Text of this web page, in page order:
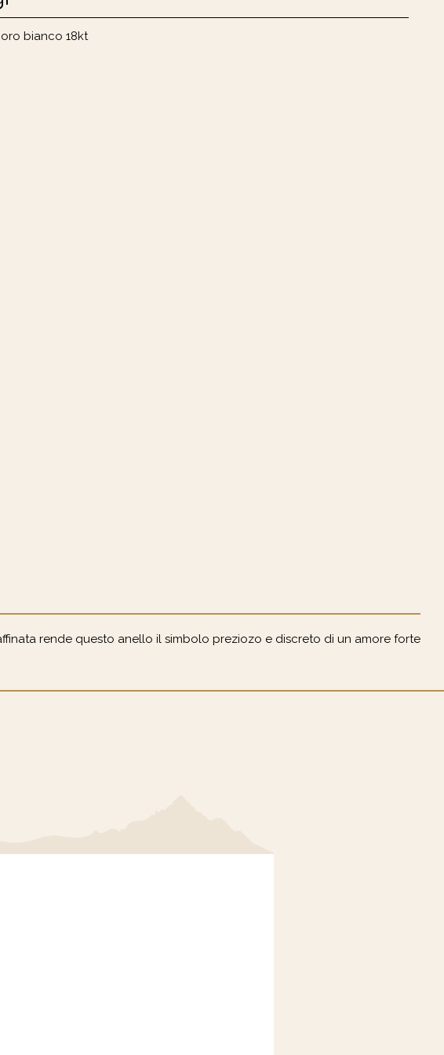
oro bianco 18kt
rende questo anello il simbolo preziozo e discreto di un amore forte